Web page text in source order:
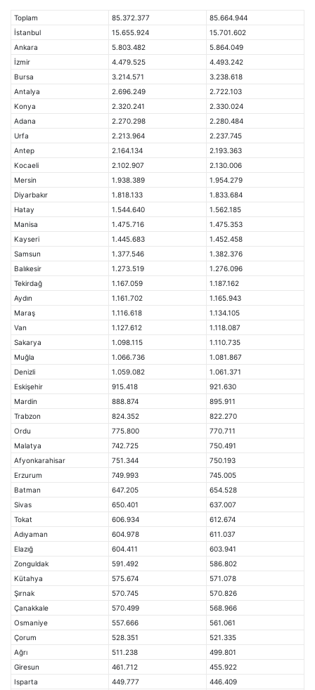
Toplam 85.372.377
85.664.944
İstanbul
15.655.924
15.701.602
Ankara
5.803.482
5.864.049
İzmir
4.479.525
4.493.242
Bursa
3.214.571
3.238.618
Antalya
2.696.249
2.722.103
Konya
2.320.241
2.330.024
Adana
2.270.298
2.280.484
Urfa
2.213.964
2.237.745
Antep
2.164.134
2.193.363
Kocaeli
2.102.907
2.130.006
Mersin
1.938.389
1.954.279
Diyarbakır
1.818.133
1.833.684
Hatay
1.544.640
1.562.185
Manisa
1.475.716
1.475.353
Kayseri
1.445.683
1.452.458
Samsun
1.377.546
1.382.376
Balıkesir
1.273.519
1.276.096
Tekirdağ
1.167.059
1.187.162
Aydın
1.161.702
1.165.943
Maraş
1.116.618
1.134.105
Van
1.127.612
1.118.087
Sakarya
1.098.115
1.110.735
Muğla
1.066.736
1.081.867
Denizli
1.059.082
1.061.371
Eskişehir
915.418
921.630
Mardin
888.874
895.911
Trabzon
824.352
822.270
Ordu
775.800
770.711
Malatya
742.725
750.491
Afyonkarahisar
751.344
750.193
Erzurum
749.993
745.005
Batman
647.205
654.528
Sivas
650.401
637.007
Tokat
606.934
612.674
Adıyaman
604.978
611.037
Elazığ
604.411
603.941
Zonguldak
591.492
586.802
Kütahya
575.674
571.078
Şırnak
570.745
570.826
Çanakkale
570.499
568.966
Osmaniye
557.666
561.061
Çorum
528.351
521.335
Ağrı
511.238
499.801
Giresun
461.712
455.922
Isparta
449.777
446.409